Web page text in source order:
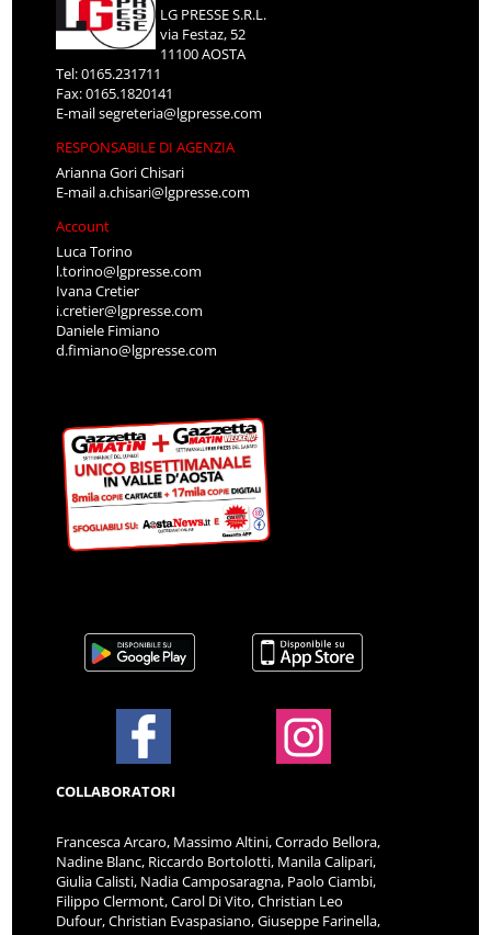
LG PRESSE S.R.L.
via Festaz, 52
11100 AOSTA
Tel: 0165.231711
Fax: 0165.1820141
E-mailsegreteria@lgpresse.com
RESPONSABILE DI AGENZIA
Arianna Gori Chisari
E-maila.chisari@lgpresse.com
Account
Luca Torino
l.torino@lgpresse.com
Ivana Cretier
i.cretier@lgpresse.com
Daniele Fimiano
d.fimiano@lgpresse.com
COLLABORATORI
Francesca Arcaro, Massimo Altini, Corrado Bellora,
Nadine Blanc, Riccardo Bortolotti, Manila Calipari,
Giulia Calisti, Nadia Camposaragna, Paolo Ciambi,
Filippo Clermont, Carol Di Vito, Christian Leo
Dufour, Christian Evaspasiano, Giuseppe Farinella,